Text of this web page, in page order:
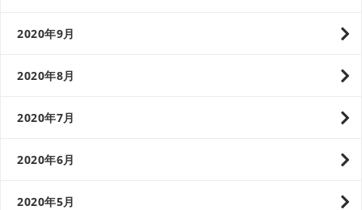
2020年9月
2020年8月
2020年7月
2020年6月
2020年5月